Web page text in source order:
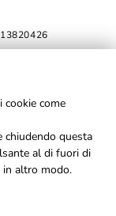
cookie come
chiudendo questa
al di fuori di
in altro modo.